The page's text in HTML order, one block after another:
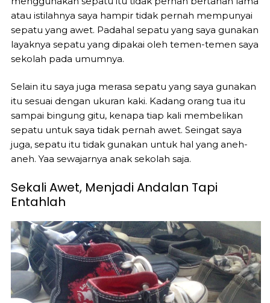
atau istilahnya saya hampir tidak pernah mempunyai
sepatu yang awet. Padahal sepatu yang saya gunakan
layaknya sepatu yang dipakai oleh temen-temen saya
sekolah pada umumnya.
Selain itu saya juga merasa sepatu yang saya gunakan
itu sesuai dengan ukuran kaki. Kadang orang tua itu
sampai bingung gitu, kenapa tiap kali membelikan
sepatu untuk saya tidak pernah awet. Seingat saya
juga, sepatu itu tidak gunakan untuk hal yang aneh-
aneh. Yaa sewajarnya anak sekolah saja.
Sekali Awet, Menjadi Andalan Tapi
Entahlah